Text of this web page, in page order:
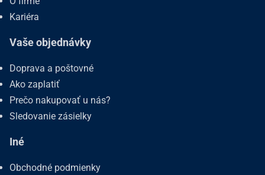
Kariéra
Vaše objednávky
Doprava a poštovné
Ako zaplatiť
Prečo nakupovať u nás?
Sledovanie zásielky
Iné
Obchodné podmienky